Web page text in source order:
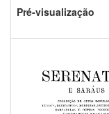
Pré-visualização